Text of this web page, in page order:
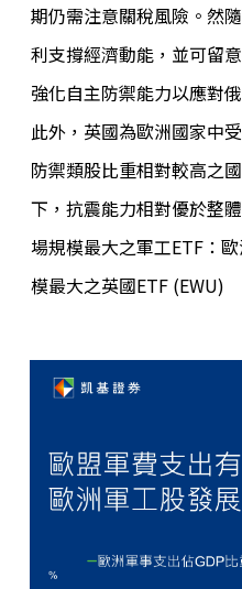
期仍需注意關稅風險。然
利支撐經濟動能，並可留
強化自主防禦能力以應對
此外，英國為歐洲國家中
防禦類股比重相對較高之
下，抗震能力相對優於整
場規模最大之軍工ETF：
模最大之英國ETF (EWU)